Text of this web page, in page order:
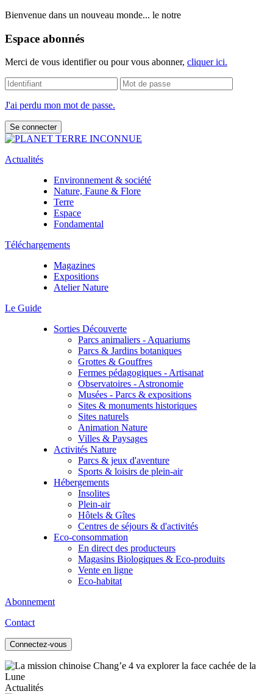
Bienvenue dans un nouveau monde... le notre
Espace abonnés
Merci de vous identifier ou pour vous abonner, cliquer ici.
J'ai perdu mon mot de passe.
Actualités
Environnement & société
Nature, Faune & Flore
Terre
Espace
Fondamental
Téléchargements
Magazines
Expositions
Atelier Nature
Le Guide
Sorties Découverte
Parcs animaliers - Aquariums
Parcs & Jardins botaniques
Grottes & Gouffres
Fermes pédagogiques - Artisanat
Observatoires - Astronomie
Musées - Parcs & expositions
Sites & monuments historiques
Sites naturels
Animation Nature
Villes & Paysages
Activités Nature
Parcs & jeux d'aventure
Sports & loisirs de plein-air
Hébergements
Insolites
Plein-air
Hôtels & Gîtes
Centres de séjours & d'activités
Eco-consommation
En direct des producteurs
Magasins Biologiques & Eco-produits
Vente en ligne
Eco-habitat
Abonnement
Contact
Connectez-vous
Actualités